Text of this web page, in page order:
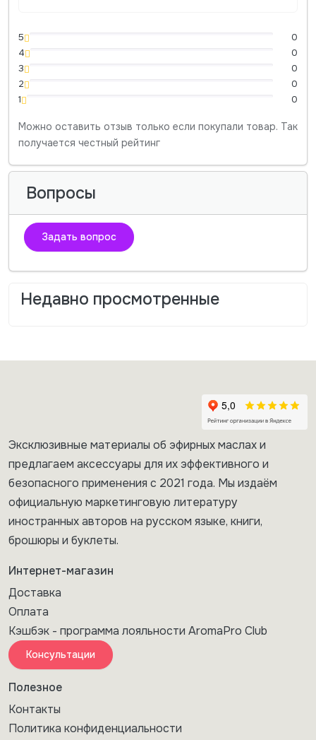
5
0
4
0
3
0
2
0
1
0
Можно оставить отзыв только если покупали товар. Так
получается честный рейтинг
Вопросы
Задать вопрос
Недавно просмотренные
Эксклюзивные материалы об эфирных маслах и
предлагаем аксессуары для их эффективного и
безопасного применения с 2021 года. Мы издаём
официальную маркетинговую литературу
иностранных авторов на русском языке, книги,
брошюры и буклеты.
Интернет-магазин
Доставка
Оплата
Кэшбэк - программа лояльности AromaPro Club
Консультации
Полезное
Контакты
Политика конфиденциальности